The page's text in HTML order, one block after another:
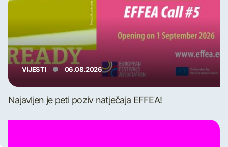
VIJESTI 06.08.2026
Najavljen je peti poziv natječaja EFFEA!